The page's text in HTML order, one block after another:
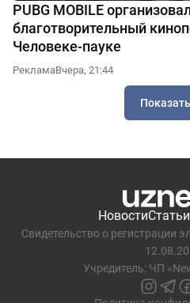
PUBG MOBILE
благотворительный
Человеке-пауке
РекламаВчера, 21:44
НовостиСтатьи
Свидетельство о регистрации
Учредитель: ЧП